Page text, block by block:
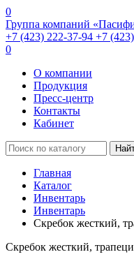
0
Группа компаний
+7 (423) 222-37-94 +7
0
О компании
Продукция
Пресс-центр
Контакты
Кабинет
Главная
Каталог
Инвентарь
Инвентарь
Скребок жесткий,
Скребок жесткий,